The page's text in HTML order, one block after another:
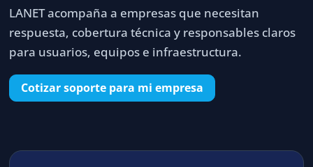
LANET acompaña a empresas que necesitan
respuesta, cobertura técnica y responsables claros
para usuarios, equipos e infraestructura.
Cotizar soporte para mi empresa